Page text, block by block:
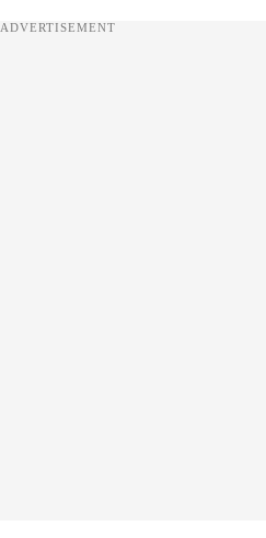
ADVERTISEMENT